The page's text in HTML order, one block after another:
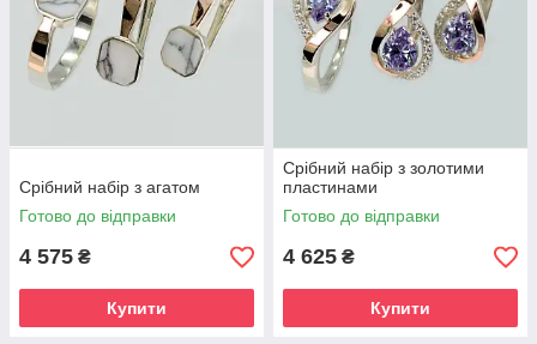
Срібний набір з агатом
Готово до відправки
4 575 ₴
Купити
Срібний набір з золотими
пластинами
Готово до відправки
4 625 ₴
Купити